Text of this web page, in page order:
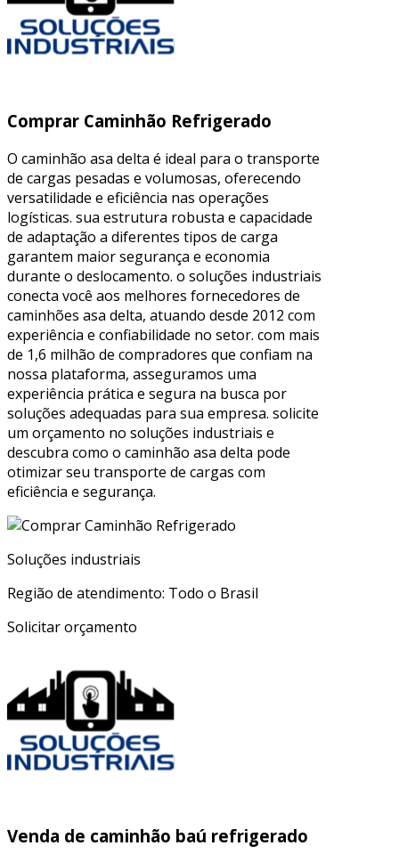
Comprar Caminhão Refrigerado
O caminhão asa delta é ideal para o transporte
de cargas pesadas e volumosas, oferecendo
versatilidade e eficiência nas operações
logísticas. sua estrutura robusta e capacidade
de adaptação a diferentes tipos de carga
garantem maior segurança e economia
durante o deslocamento. o soluções industriais
conecta você aos melhores fornecedores de
caminhões asa delta, atuando desde 2012 com
experiência e confiabilidade no setor. com mais
de 1,6 milhão de compradores que confiam na
nossa plataforma, asseguramos uma
experiência prática e segura na busca por
soluções adequadas para sua empresa. solicite
um orçamento no soluções industriais e
descubra como o caminhão asa delta pode
otimizar seu transporte de cargas com
eficiência e segurança.
Soluções industriais
Região de atendimento: Todo o Brasil
Solicitar orçamento
Venda de caminhão baú refrigerado